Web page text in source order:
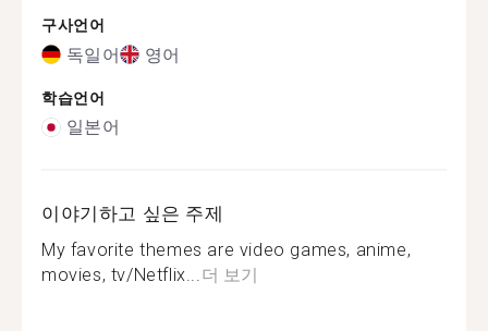
구사언어
독일어 영어
학습언어
일본어
이야기하고 싶은 주제
My favorite themes are video games, anime,
movies, tv/Netflix...더 보기